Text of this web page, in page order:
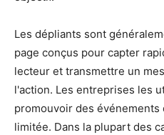
Les dépliants sont
page conçus pour capter
lecteur et transmettre un
l'action. Les entreprises les
promouvoir des événements
limitée. Dans la plupart des